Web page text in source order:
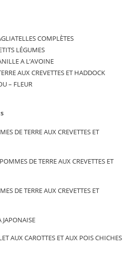
COMPLÈTES
LÉGUMES
A L’AVOINE
AUX CREVETTES ET HADDOCK
– FLEUR
DE TERRE AUX CREVETTES ET
DE TERRE AUX CREVETTES ET
DE TERRE AUX CREVETTES ET
JAPONAISE
AUX CAROTTES ET AUX POIS CHICHES